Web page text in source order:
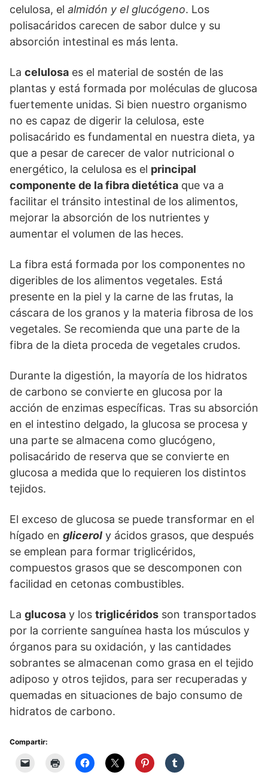
celulosa, el almidón y el glucógeno. Los
polisacáridos carecen de sabor dulce y su
absorción intestinal es más lenta.
La celulosa es el material de sostén de las
plantas y está formada por moléculas de glucosa
fuertemente unidas. Si bien nuestro organismo
no es capaz de digerir la celulosa, este
polisacárido es fundamental en nuestra dieta, ya
que a pesar de carecer de valor nutricional o
energético, la celulosa es el principal
componente de la fibra dietética que va a
facilitar el tránsito intestinal de los alimentos,
mejorar la absorción de los nutrientes y
aumentar el volumen de las heces.
La fibra está formada por los componentes no
digeribles de los alimentos vegetales. Está
presente en la piel y la carne de las frutas, la
cáscara de los granos y la materia fibrosa de los
vegetales. Se recomienda que una parte de la
fibra de la dieta proceda de vegetales crudos.
Durante la digestión, la mayoría de los hidratos
de carbono se convierte en glucosa por la
acción de enzimas específicas. Tras su absorción
en el intestino delgado, la glucosa se procesa y
una parte se almacena como glucógeno,
polisacárido de reserva que se convierte en
glucosa a medida que lo requieren los distintos
tejidos.
El exceso de glucosa se puede transformar en el
hígado en glicerol y ácidos grasos, que después
se emplean para formar triglicéridos,
compuestos grasos que se descomponen con
facilidad en cetonas combustibles.
La glucosa y los triglicéridos son transportados
por la corriente sanguínea hasta los músculos y
órganos para su oxidación, y las cantidades
sobrantes se almacenan como grasa en el tejido
adiposo y otros tejidos, para ser recuperadas y
quemadas en situaciones de bajo consumo de
hidratos de carbono.
Compartir: